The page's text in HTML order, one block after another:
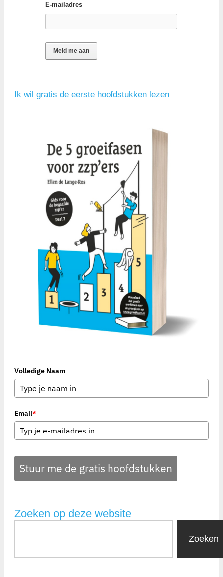
E-mailadres
Ik wil gratis de eerste hoofdstukken lezen
Volledige Naam
Email*
Stuur me de gratis hoofdstukken
Zoeken op deze website
Zoeken